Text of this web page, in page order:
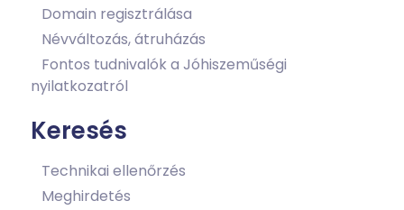
Domain regisztrálása
Névváltozás, átruházás
Fontos tudnivalók a Jóhiszeműségi
nyilatkozatról
Keresés
Technikai ellenőrzés
Meghirdetés